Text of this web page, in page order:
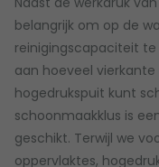
belangrijk om op de
reinigingscapaciteit
aan hoeveel
hogedrukspuit kunt
schoonmaakklus is
geschikt. Terwijl we
oppervlaktes,